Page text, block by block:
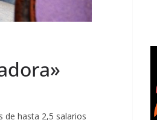
de hasta 2,5 salarios